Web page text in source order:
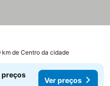
km de Centro da cidade
preços
Ver preços